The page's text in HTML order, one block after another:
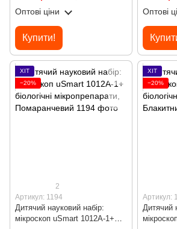
Оптові ціни
Купити!
Жовтий
Оптові
ХІТ
−20%
2
Артикул: 1194
Дитячий науковий набір:
мікроскоп uSmart 1012A-1+
ХІТ
−20%
Артикул:
Дитячий